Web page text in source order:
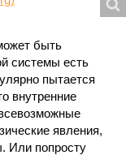
быть
системы есть
пытается
внутренние
явления,
Или попросту